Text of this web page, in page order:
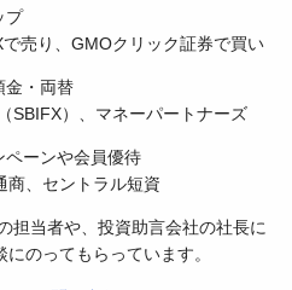
プ
売り、GMOクリック証券で買い
金・両替
SBIFX）、マネーパートナーズ
ペーンや会員優待
商、セントラル短資
担当者や、投資助言会社の社長に
にのってもらっています。